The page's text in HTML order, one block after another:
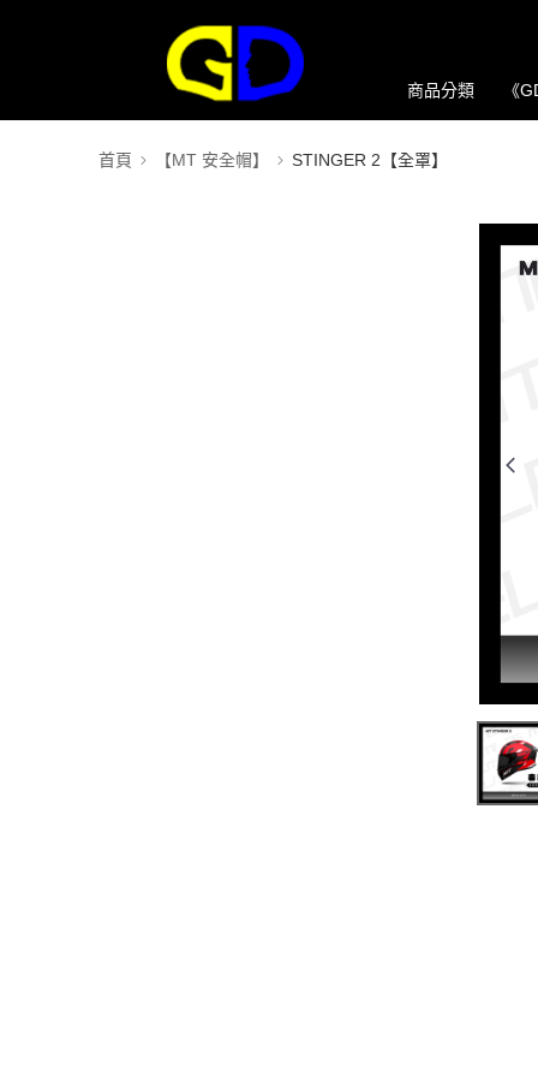
商品分類 《
首頁 【MT 安全帽】 STINGER 2【全罩】